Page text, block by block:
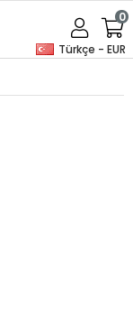
Türkçe - EUR
0